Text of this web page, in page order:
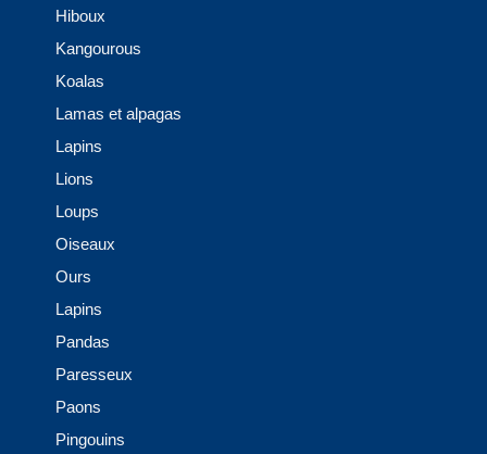
Hiboux
Kangourous
Koalas
Lamas et alpagas
Lapins
Lions
Loups
Oiseaux
Ours
Lapins
Pandas
Paresseux
Paons
Pingouins